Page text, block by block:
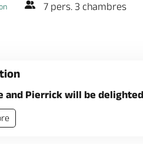
7 pers. 3 chambres
and Pierrick will be